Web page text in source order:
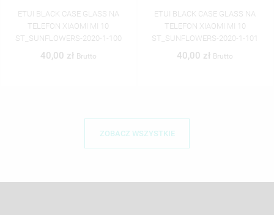
ETUI BLACK CASE GLASS NA
TELEFON XIAOMI MI 10
ST_SUNFLOWERS-2020-1-101
40,00 zł Brutto
ETUI BLACK CASE GLASS NA
TELEFON XIAOMI MI 10
ST_SUNFLOWERS-2020-1-102
40,00 zł Brutto
ZOBACZ WSZYSTKIE